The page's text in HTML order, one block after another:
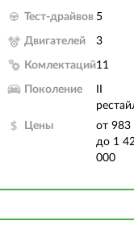
Тест-драйвов 5
Двигателей 3
Комлектаций11
Поколение
Цены
от 983
до 1
000